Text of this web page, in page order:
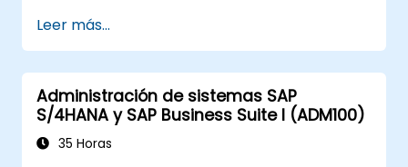
FI/MM/SD/BP, diseñar y probar controles, y
generar evidencia lista para auditoría.
Leer más...
Administración de sistemas SAP
S/4HANA y SAP Business Suite I (ADM100)
35 Horas